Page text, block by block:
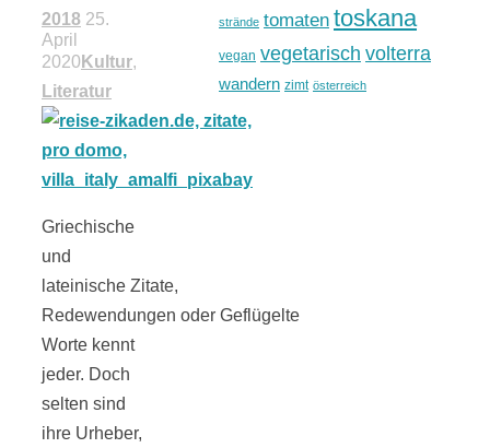
2018 25.
April
2020 Kultur,
Literatur
Griechische
und
lateinische Zitate,
Redewendungen oder Geflügelte
Worte kennt
jeder. Doch
selten sind
ihre Urheber,
strände tomaten toskana
vegan vegetarisch volterra
wandern zimt österreich